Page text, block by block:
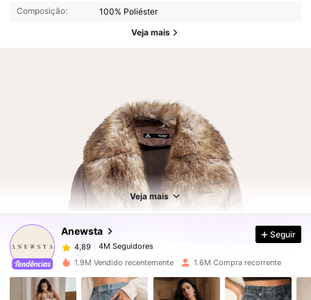
Composição: 100% Poliéster
Veja mais
Veja mais
Anewsta
4,89 4M Seguidores
4,89 4M Seguidores
4,89
4M Seguidores
a***s
pago1 dia atrás
4,89 4M Seguidores
Seguir
1.9M Vendido recentemente 1.6M Compra recorrente